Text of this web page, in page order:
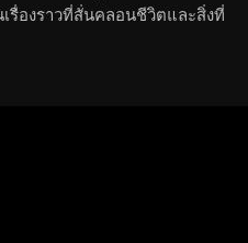
รื่องราวที่สั่นคลอนชีวิตและสิ่งที่